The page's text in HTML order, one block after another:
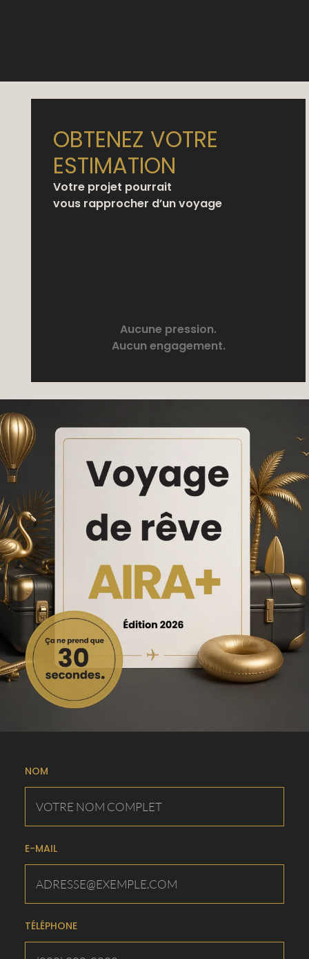
OBTENEZ VOTRE
ESTIMATION
Votre projet pourrait
vous rapprocher d’un voyage
Aucune pression.
Aucun engagement.
NOM
E-MAIL
TÉLÉPHONE